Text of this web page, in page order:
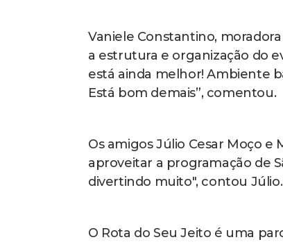
Vaniele Constantino,
a estrutura e organização do
está ainda melhor! Ambiente
Está bom demais”, comentou.
Os amigos Júlio Cesar Moço e
aproveitar a programação de
divertindo muito", contou Júlio.
O Rota do Seu Jeito é uma